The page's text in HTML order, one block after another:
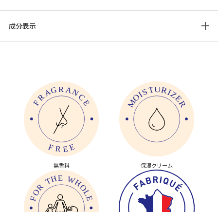
成分表示
無香料 保湿クリーム